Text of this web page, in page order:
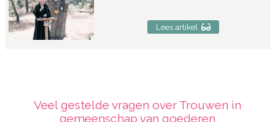
Lees artikel
Veel gestelde vragen over Trouwen in
gemeenschap van goederen